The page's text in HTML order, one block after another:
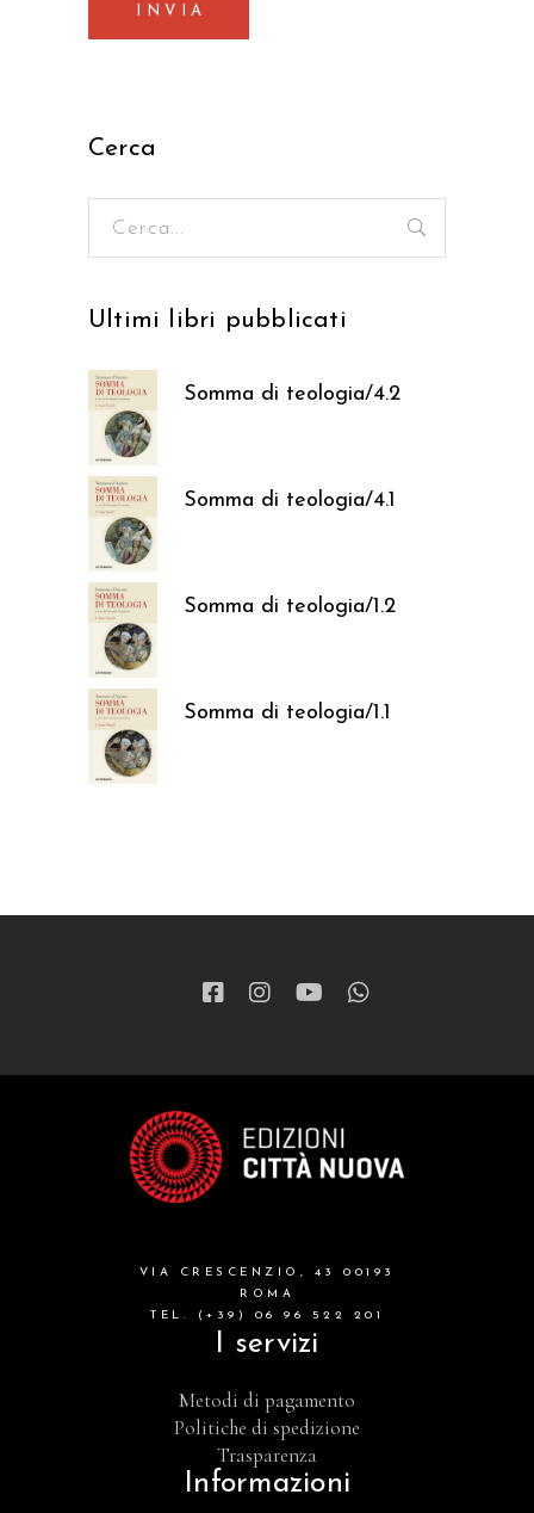
INVIA
Cerca
Ultimi libri pubblicati
Somma di teologia/4.2
37,05€
Somma di teologia/4.1
37,05€
Somma di teologia/1.2
37,05€
Somma di teologia/1.1
37,05€
VIA CRESCENZIO, 43 00193
ROMA
TEL. (+39) 06 96 522 201
I servizi
Metodi di pagamento
Politiche di spedizione
Trasparenza
Informazioni